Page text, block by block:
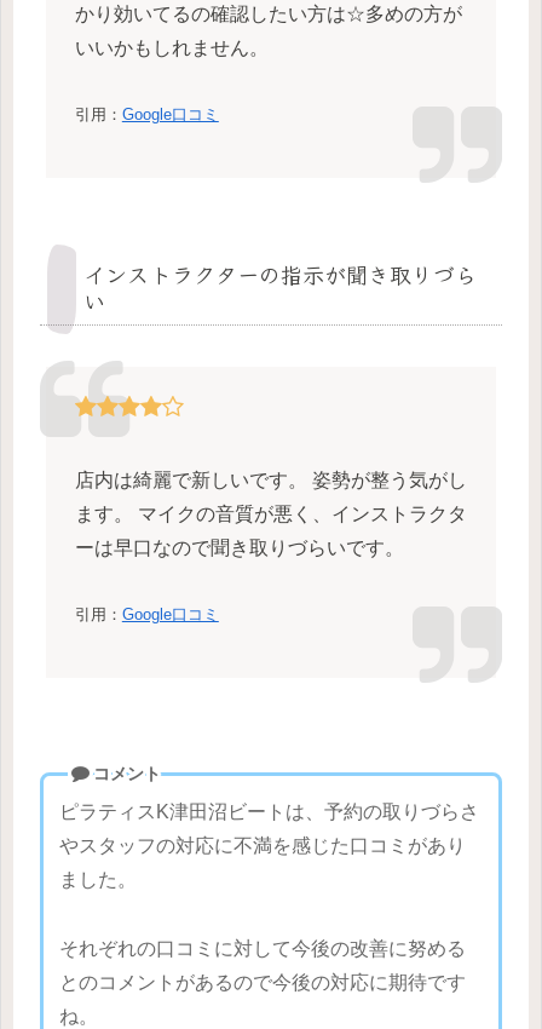
かり効いてるの確認したい方は☆多めの方が
いいかもしれません。
引用： Google口コミ
インストラクターの指示が聞き取りづら
い
店内は綺麗で新しいです。 姿勢が整う気がし
ます。 マイクの音質が悪く、インストラクタ
ーは早口なので聞き取りづらいです。
引用： Google口コミ
コメント
ピラティスK津田沼ビートは、予約の取りづらさ
やスタッフの対応に不満を感じた口コミがあり
ました。
それぞれの口コミに対して今後の改善に努める
とのコメントがあるので今後の対応に期待です
ね。